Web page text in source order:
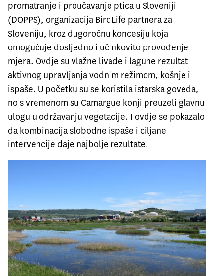
promatranje i proučavanje ptica u Sloveniji
(DOPPS), organizacija BirdLife partnera za
Sloveniju, kroz dugoročnu koncesiju koja
omogućuje dosljedno i učinkovito provođenje
mjera. Ovdje su vlažne livade i lagune rezultat
aktivnog upravljanja vodnim režimom, košnje i
ispaše. U početku su se koristila istarska goveda,
no s vremenom su Camargue konji preuzeli glavnu
ulogu u održavanju vegetacije. I ovdje se pokazalo
da kombinacija slobodne ispaše i ciljane
intervencije daje najbolje rezultate.